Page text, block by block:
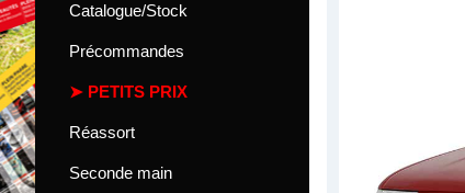
Catalogue/Stock
Précommandes
PETITS PRIX
Réassort
Seconde main